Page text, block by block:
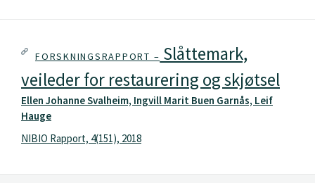
FORSKNINGSRAPPORT – Slåttemark,
veileder for restaurering og skjøtsel
Ellen Johanne Svalheim, Ingvill Marit Buen Garnås, Leif
Hauge
NIBIO Rapport, 4(151), 2018